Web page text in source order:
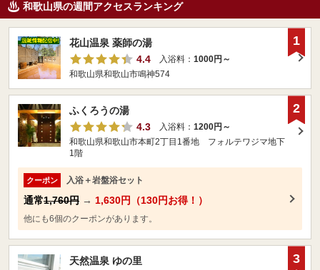
和歌山県の週間アクセスランキング
花山温泉 薬師の湯
4.4
入浴料： 1000円～
和歌山県和歌山市鳴神574
1
ふくろうの湯
4.3
入浴料： 1200円～
和歌山県和歌山市本町2丁目1番地 フォルテワジマ地下
1階
クーポン 入浴＋岩盤浴セット
通常1,760円 → 1,630円（130円お得！）
他にも6個のクーポンがあります。
2
天然温泉 ゆの里
3